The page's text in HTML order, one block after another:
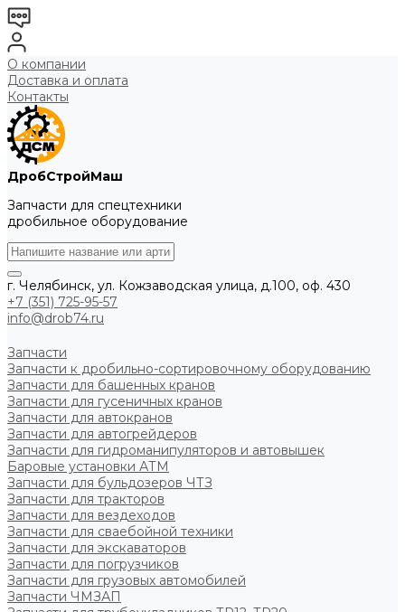
О компании
Доставка и оплата
Контакты
ДробСтройМаш
Запчасти для спецтехники
дробильное оборудование
г. Челябинск, ул. Кожзаводская улица, д.100, оф. 430
+7 (351) 725-95-57
info@drob74.ru
Запчасти
Запчасти к дробильно-сортировочному оборудованию
Запчасти для башенных кранов
Запчасти для гусеничных кранов
Запчасти для автокранов
Запчасти для автогрейдеров
Запчасти для гидроманипуляторов и автовышек
Баровые установки АТМ
Запчасти для бульдозеров ЧТЗ
Запчасти для тракторов
Запчасти для вездеходов
Запчасти для сваебойной техники
Запчасти для экскаваторов
Запчасти для погрузчиков
Запчасти для грузовых автомобилей
Запчасти ЧМЗАП